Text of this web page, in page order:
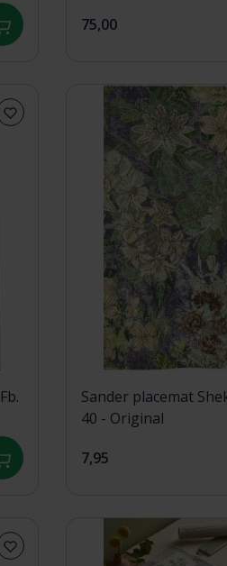
75,00
Sander placemat
40 - Original
7,95